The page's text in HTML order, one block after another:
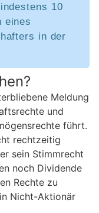
10
eines
in der
Meldung
und
führt.
rechtzeitig
sein Stimmrecht
noch Dividende
Rechte zu
Nicht-Aktionär